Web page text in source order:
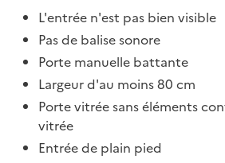
L'entrée n'est pas bien visible
Pas de balise sonore
Porte manuelle battante
Largeur d'au moins 80 cm
Porte vitrée sans éléments
vitrée
Entrée de plain pied